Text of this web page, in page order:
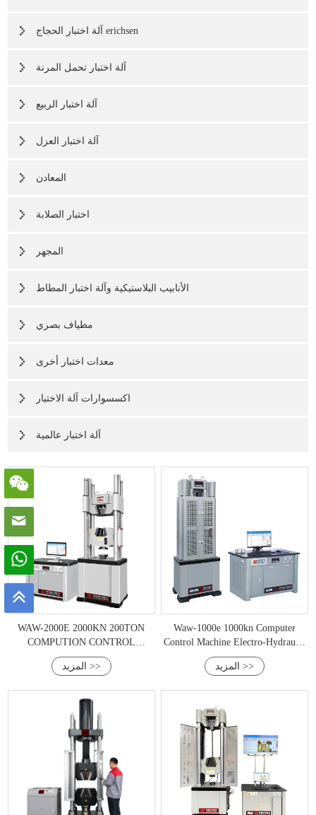
آلة اختبار الحجاج erichsen
آلة اختبار تحمل المرنة
آلة اختبار الربيع
آلة اختبار العزل
المعادن
اختبار الصلابة
المجهر
الأنابيب البلاستيكية وآلة اختبار المطاط
مطياف بصري
معدات اختبار أخرى
اكسسوارات آلة الاختبار
آلة اختبار عالمية
WAW-2000E 2000KN 200TON
COMPUTION CONTROL
MACHION SERVO SERVO
UNIVERAL
المزيد >>
Waw-1000e 1000kn Computer
Control Machine Electro-Hydraulic
Servo Universal
المزيد >>